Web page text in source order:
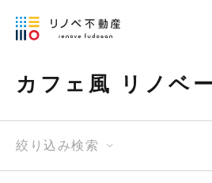
カフェ風 リノベ
絞り込み検索